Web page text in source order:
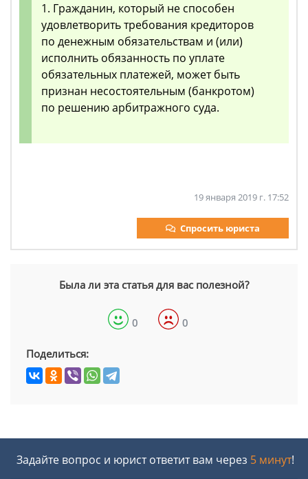
1. Гражданин, который не способен
удовлетворить требования кредиторов
по денежным обязательствам и (или)
исполнить обязанность по уплате
обязательных платежей, может быть
признан несостоятельным (банкротом)
по решению арбитражного суда.
19 января 2019 г. 17:52
Спросить юриста
Была ли эта статья для вас полезной?
0 0
Поделиться:
Задайте вопрос и юрист ответит вам через 5 минут!